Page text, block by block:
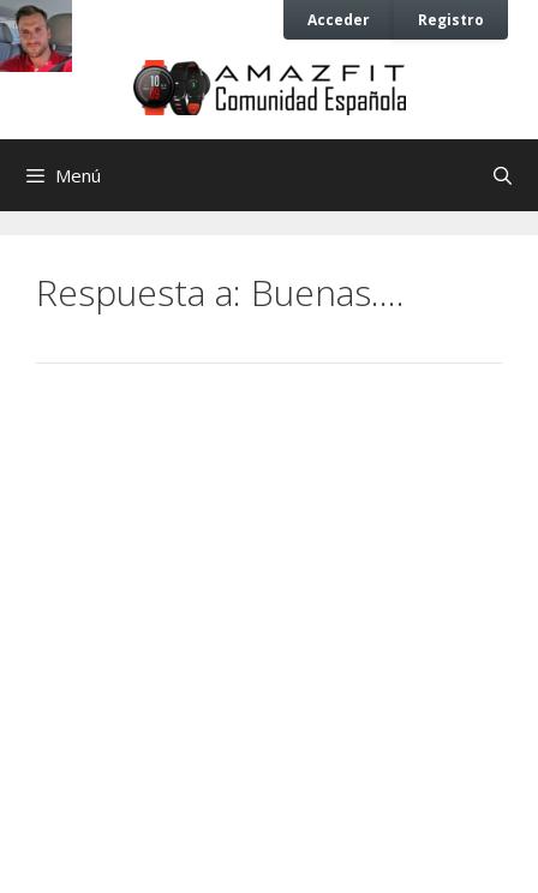
Saltar
al
contenido
Acceder Registro
Saltar
al
contenido
Menú
Respuesta a: Buenas….